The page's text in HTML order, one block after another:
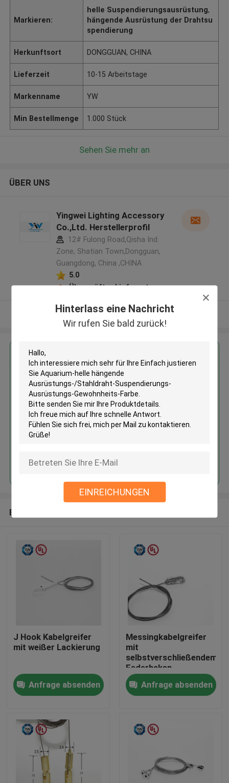
Hinterlass eine Nachricht
Wir rufen Sie bald zurück!
EINREICHUNGEN
Produkte
Videos
Markieren:
helle Suspendierungsausrüstung,
hängende Ausrüstung der Drahtsu
spendierung
Herkunftsort DONGGUAN, CHINA
Lieferzeit 10-15 Arbeitstage
Markenname YW
Min Bestellmenge 1.000 Stück
Sehen Sie mehr an
ÜBER UNS
Yingwei Lighting Accessory
Co.,Ltd. Herstellerprofil
12# Fulong Road,Qisha Ind.
Zone, Shatian Town,Dongguan,
Guangdong, China ,CHINA
5.0
Überprüfter Lieferant
Sehen Sie mehr an
Erhalten Sie den besten Preis für
Einfach justieren Sie Aquarium-
helle hängende
Ausrüstungs-/Stahldraht-
Suspendierungs-Ausrüstungs-
Gewohnheits-Farbe
Fortsetzen
Empfohlene Produkte
J Hook Kabelgreifer
mit weißer Lackierung
Anfrage absenden
Messingkabelgreifer
mit
selbstverschließendem
Federhaken,
verstellbarer
Drahtgriff
Anfrage absenden